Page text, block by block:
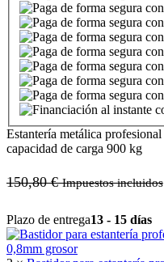
Estantería metálica
capacidad de carga 900 kg
150,80€ Impuestos incluidos
Plazo de entrega13 - 15 días